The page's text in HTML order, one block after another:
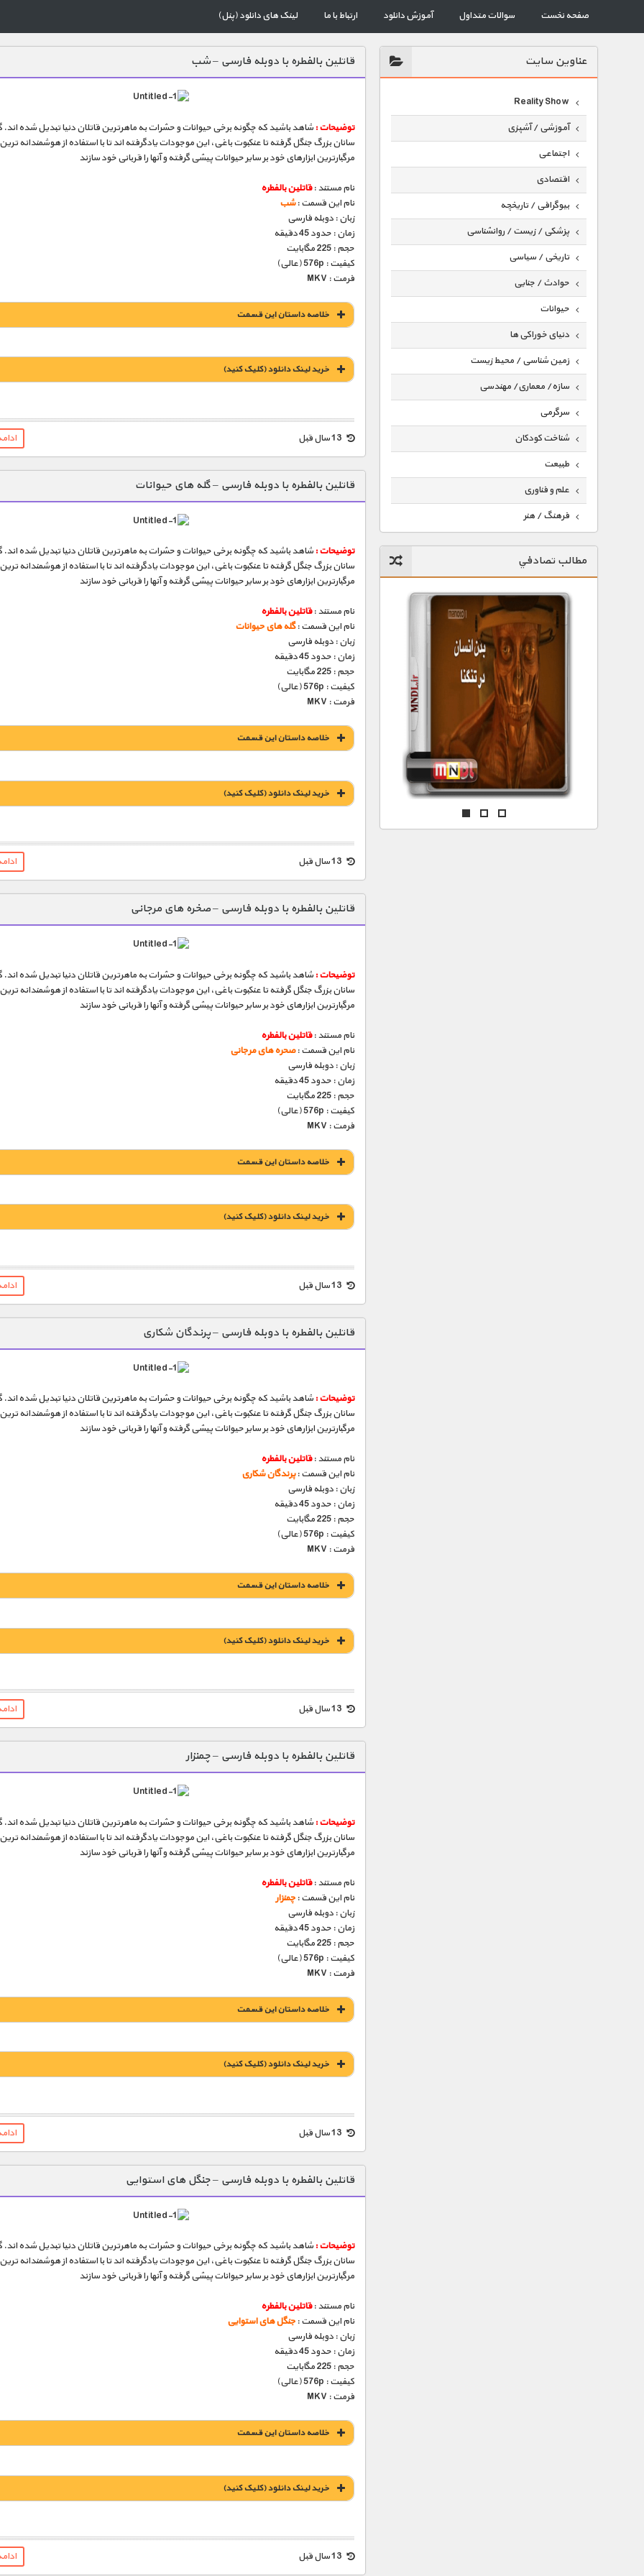
صفحه نخست سوالات متداول آموزش دانلود ارتباط با ما لینک های دانلود (پنل)
عناوين سايت
Reality Show
آموزشی / آشپزی
اجتماعی
اقتصادی
بیوگرافی / تاریخچه
پزشکی / زیست / روانشناسی
تاریخی / سیاسی
حوادث / جنایی
حیوانات
دنیای خوراکی ها
زمین شناسی / محیط زیست
سازه/ معماری/ مهندسی
سرگرمی
شناخت کودکان
طبیعت
علم و فناوری
فرهنگ / هنر
گردشگری
ماورایی
مسابقات / ورزشی
مستند های اختصاصی
مطالب تصادفي
قاتلین بالفطره با دوبله فارسی – شب
توضیحات :شاهد باشید که چگونه برخی حیوانات و حشرات به ماهرترین قاتلان دنیا تبدیل شده اند.
سانان بزرگ جنگل گرفته تا عنکبوت باغی، این موجودات یادگرفته اند تا با استفاده از هوشمندانه
مرگبارترین ابزارهای خود بر سایر حیوانات پیشی گرفته و آنها را قربانی خود سازند
نام مستند :قاتلین بالفطره
نام این قسمت :شب
زبان : دوبله فارسی
زمان : حدود 45 دقیقه
حجم : 225 مگابایت
کیفیت : 576p (عالی)
فرمت : MKV
خلاصه داستان این قسمت
خريد لينک دانلود (کليک کنيد)
1900 تومان – خريد لينک دانلود (افزودن به سبد خريد)
13 سال قبل
قاتلین بالفطره با دوبله فارسی – گله های حیوانات
توضیحات :شاهد باشید که چگونه برخی حیوانات و حشرات به ماهرترین قاتلان دنیا تبدیل شده اند.
سانان بزرگ جنگل گرفته تا عنکبوت باغی، این موجودات یادگرفته اند تا با استفاده از هوشمندانه
مرگبارترین ابزارهای خود بر سایر حیوانات پیشی گرفته و آنها را قربانی خود سازند
نام مستند :قاتلین بالفطره
نام این قسمت :گله های حیوانات
زبان : دوبله فارسی
زمان : حدود 45 دقیقه
حجم : 225 مگابایت
کیفیت : 576p (عالی)
فرمت : MKV
خلاصه داستان این قسمت
خريد لينک دانلود (کليک کنيد)
1900 تومان – خريد لينک دانلود (افزودن به سبد خريد)
13 سال قبل
قاتلین بالفطره با دوبله فارسی – صخره های مرجانی
توضیحات :شاهد باشید که چگونه برخی حیوانات و حشرات به ماهرترین قاتلان دنیا تبدیل شده اند.
سانان بزرگ جنگل گرفته تا عنکبوت باغی، این موجودات یادگرفته اند تا با استفاده از هوشمندانه
مرگبارترین ابزارهای خود بر سایر حیوانات پیشی گرفته و آنها را قربانی خود سازند
نام مستند :قاتلین بالفطره
نام این قسمت :صحره های مرجانی
زبان : دوبله فارسی
زمان : حدود 45 دقیقه
حجم : 225 مگابایت
کیفیت : 576p (عالی)
فرمت : MKV
خلاصه داستان این قسمت
خريد لينک دانلود (کليک کنيد)
1900 تومان – خريد لينک دانلود (افزودن به سبد خريد)
13 سال قبل
قاتلین بالفطره با دوبله فارسی – پرندگان شکاری
توضیحات :شاهد باشید که چگونه برخی حیوانات و حشرات به ماهرترین قاتلان دنیا تبدیل شده اند.
سانان بزرگ جنگل گرفته تا عنکبوت باغی، این موجودات یادگرفته اند تا با استفاده از هوشمندانه
مرگبارترین ابزارهای خود بر سایر حیوانات پیشی گرفته و آنها را قربانی خود سازند
نام مستند :قاتلین بالفطره
نام این قسمت :پرندگان شکاری
زبان : دوبله فارسی
زمان : حدود 45 دقیقه
حجم : 225 مگابایت
کیفیت : 576p (عالی)
فرمت : MKV
خلاصه داستان این قسمت
خريد لينک دانلود (کليک کنيد)
1900 تومان – خريد لينک دانلود (افزودن به سبد خريد)
13 سال قبل
قاتلین بالفطره با دوبله فارسی – چمنزار
توضیحات :شاهد باشید که چگونه برخی حیوانات و حشرات به ماهرترین قاتلان دنیا تبدیل شده اند.
سانان بزرگ جنگل گرفته تا عنکبوت باغی، این موجودات یادگرفته اند تا با استفاده از هوشمندانه
مرگبارترین ابزارهای خود بر سایر حیوانات پیشی گرفته و آنها را قربانی خود سازند
نام مستند :قاتلین بالفطره
نام این قسمت : چمنزار
زبان : دوبله فارسی
زمان : حدود 45 دقیقه
حجم : 225 مگابایت
کیفیت : 576p (عالی)
فرمت : MKV
خلاصه داستان این قسمت
خريد لينک دانلود (کليک کنيد)
1900 تومان – خريد لينک دانلود (افزودن به سبد خريد)
13 سال قبل
قاتلین بالفطره با دوبله فارسی – جنگل های استوایی
توضیحات :شاهد باشید که چگونه برخی حیوانات و حشرات به ماهرترین قاتلان دنیا تبدیل شده اند.
سانان بزرگ جنگل گرفته تا عنکبوت باغی، این موجودات یادگرفته اند تا با استفاده از هوشمندانه
مرگبارترین ابزارهای خود بر سایر حیوانات پیشی گرفته و آنها را قربانی خود سازند
نام مستند :قاتلین بالفطره
نام این قسمت : جنگل های استوایی
زبان : دوبله فارسی
زمان : حدود 45 دقیقه
حجم : 225 مگابایت
کیفیت : 576p (عالی)
فرمت : MKV
خلاصه داستان این قسمت
خريد لينک دانلود (کليک کنيد)
1900 تومان – خريد لينک دانلود (افزودن به سبد خريد)
13 سال قبل